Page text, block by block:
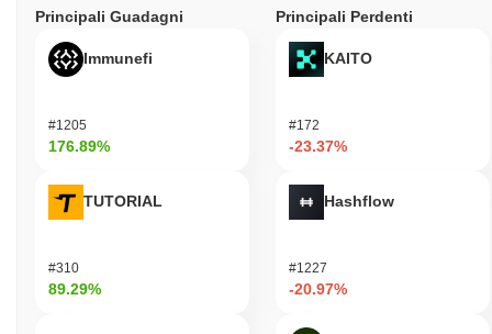
Principali Guadagni
Immunefi
#1205
176.89%
TUTORIAL
#310
89.29%
Principali Perdenti
KAITO
#172
-23.37%
Hashflow
#1227
-20.97%